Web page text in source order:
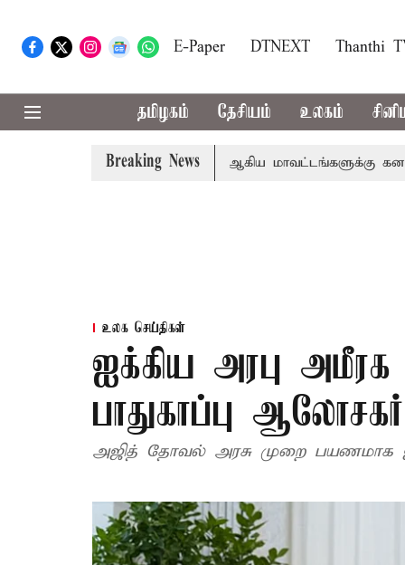
E-Paper DTNEXT Thanthi
தமிழகம் தேசியம் உலகம்
Breaking News
கோவை, தேனி,நீலகிரி ஆகிய மாவட்டங்களுக்கு கன மழை
உலக செய்திகள்
ஐக்கிய அரபு அமீரக
பாதுகாப்பு
அஜித் தோவல் அரசு முறை பயணமாக